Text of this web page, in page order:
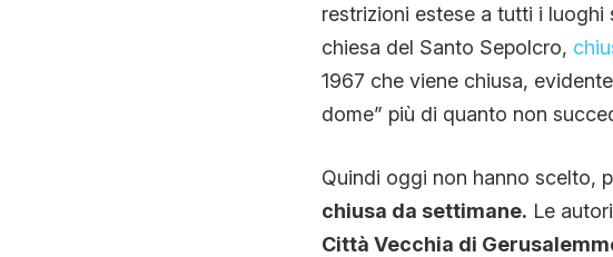
restrizioni estese a tutti i
chiesa del Santo Sepolcro,
1967 che viene chiusa,
dome” più di quanto non
Quindi oggi non hanno scelto,
chiusa da settimane. Le
Città Vecchia di